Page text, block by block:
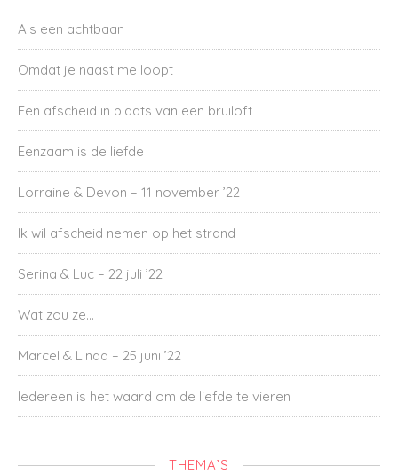
Als een achtbaan
Omdat je naast me loopt
Een afscheid in plaats van een bruiloft
Eenzaam is de liefde
Lorraine & Devon – 11 november ’22
Ik wil afscheid nemen op het strand
Serina & Luc – 22 juli ’22
Wat zou ze…
Marcel & Linda – 25 juni ’22
Iedereen is het waard om de liefde te vieren
THEMA’S